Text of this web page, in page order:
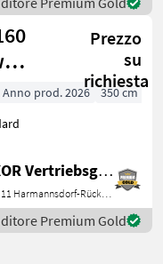
Prezzo
su
richiesta
Anno prod. 2026
350 cm
h. -
-
mit
-
AGXOR Vertriebsgesellschaft Ost GmbH
2111 Harmannsdorf-Rückersdorf
Premium Gold